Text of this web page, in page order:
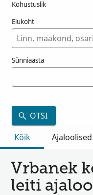
Kohustuslik
Elukoht
Sünniaasta
OTSI
Kõik
Vrbanek
leiti